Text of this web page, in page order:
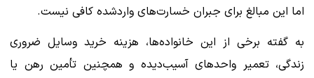
اما این مبالغ برای جبران خسارت‌های واردشده کافی نیست.
به گفته برخی از این خانواده‌ها، هزینه خرید وسایل ضروری
زندگی، تعمیر واحدهای آسیب‌دیده و همچنین تأمین رهن یا